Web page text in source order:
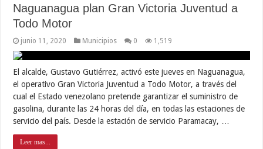
Naguanagua plan Gran Victoria Juventud a
Todo Motor
junio 11, 2020 Municipios 0 1,519
El alcalde, Gustavo Gutiérrez, activó este jueves en Naguanagua,
el operativo Gran Victoria Juventud a Todo Motor, a través del
cual el Estado venezolano pretende garantizar el suministro de
gasolina, durante las 24 horas del día, en todas las estaciones de
servicio del país. Desde la estación de servicio Paramacay, …
Leer mas...